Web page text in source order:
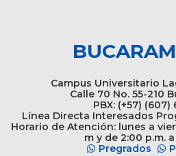
Campus Universitario
Calle 70 No. 55-210
PBX: (+57) (607)
Línea Directa Interesados
Horario de Atención: lunes a
m y de 2:00 p.m.
Pregrados